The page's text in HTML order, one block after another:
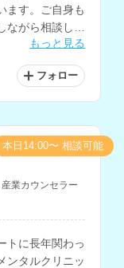
ます。ご自身も
がら相談した
にも、柔軟に対
もっと見る
フォロー
業カウンセラー
トに長年関わっ
ンタルクリニッ
本日14:00〜 相談可能